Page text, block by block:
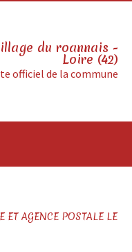
du roannais -
Loire (42)
officiel de la commune
ET AGENCE POSTALE LE